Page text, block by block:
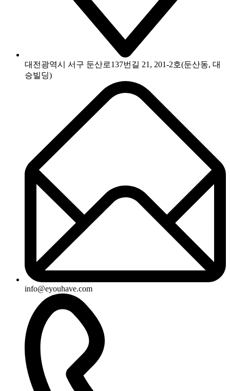
대전광역시 서구 둔산로137번길 21, 201-2호(둔산동, 대
승빌딩)
info@eyouhave.com